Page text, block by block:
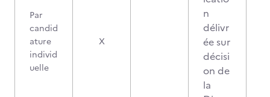
Par
candid
ature
individ
uelle
X
n
délivr
ée sur
décisi
on de
la